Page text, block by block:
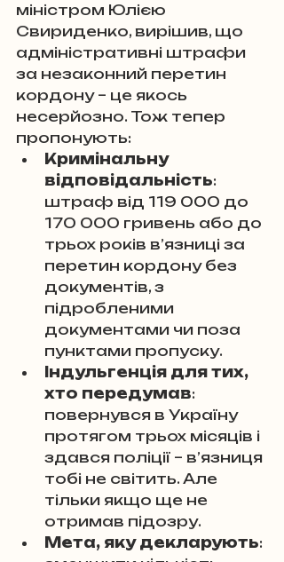
міністром Юлією
Свириденко, вирішив, що
адміністративні штрафи
за незаконний перетин
кордону – це якось
несерйозно. Тож тепер
пропонують:
Кримінальну
відповідальність:
штраф від 119 000 до
170 000 гривень або до
трьох років в’язниці за
перетин кордону без
документів, з
підробленими
документами чи поза
пунктами пропуску.
Індульгенція для тих,
хто передумав:
повернувся в Україну
протягом трьох місяців і
здався поліції – в’язниця
тобі не світить. Але
тільки якщо ще не
отримав підозру.
Мета, яку декларують: